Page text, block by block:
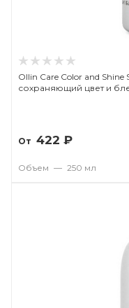
Ollin Care Color and
сохраняющий цвет и
От 422 ₽
Объем — 250 мл